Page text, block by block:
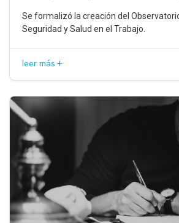
Se formalizó la creación del
Seguridad y Salud en el Trabajo.
leer más +